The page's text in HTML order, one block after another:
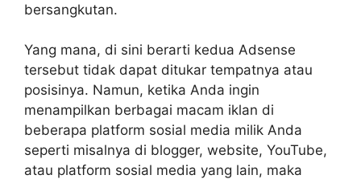
bersangkutan.
Yang mana, di sini berarti kedua Adsense
tersebut tidak dapat ditukar tempatnya atau
posisinya. Namun, ketika Anda ingin
menampilkan berbagai macam iklan di
beberapa platform sosial media milik Anda
seperti misalnya di blogger, website, YouTube,
atau platform sosial media yang lain, maka